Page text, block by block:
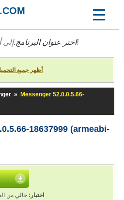
اختر عنوان البرنامج.إلى أسفل إلى النسخة التي تحب!
أظهر جميع
»
Messenger 52.0.0.5.66-
18637999 (armeabi-
اختبار: خالي من